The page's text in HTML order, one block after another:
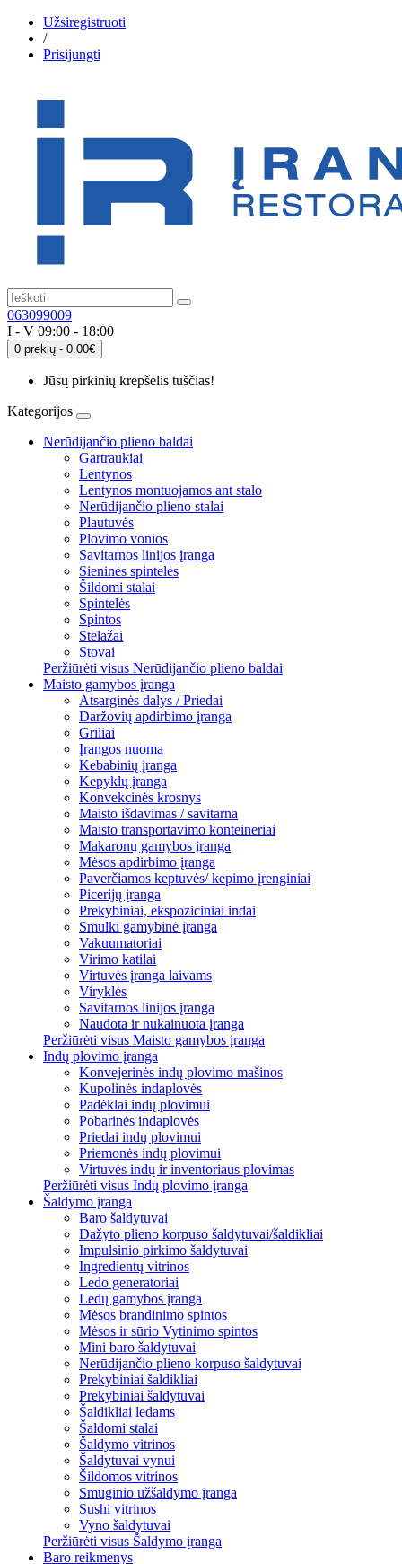
Užsiregistruoti
/
Prisijungti
063099009
I - V 09:00 - 18:00
0 prekių - 0.00€
Jūsų pirkinių krepšelis tuščias!
Kategorijos
Nerūdijančio plieno baldai
Gartraukiai
Lentynos
Lentynos montuojamos ant stalo
Nerūdijančio plieno stalai
Plautuvės
Plovimo vonios
Savitarnos linijos įranga
Sieninės spintelės
Šildomi stalai
Spintelės
Spintos
Stelažai
Stovai
Peržiūrėti visus Nerūdijančio plieno baldai
Maisto gamybos įranga
Atsarginės dalys / Priedai
Daržovių apdirbimo įranga
Griliai
Įrangos nuoma
Kebabinių įranga
Kepyklų įranga
Konvekcinės krosnys
Maisto išdavimas / savitarna
Maisto transportavimo konteineriai
Makaronų gamybos įranga
Mėsos apdirbimo įranga
Paverčiamos keptuvės/ kepimo įrenginiai
Picerijų įranga
Prekybiniai, ekspoziciniai indai
Smulki gamybinė įranga
Vakuumatoriai
Virimo katilai
Virtuvės įranga laivams
Viryklės
Savitarnos linijos įranga
Naudota ir nukainuota įranga
Peržiūrėti visus Maisto gamybos įranga
Indų plovimo įranga
Konvejerinės indų plovimo mašinos
Kupolinės indaplovės
Padėklai indų plovimui
Pobarinės indaplovės
Priedai indų plovimui
Priemonės indų plovimui
Virtuvės indų ir inventoriaus plovimas
Peržiūrėti visus Indų plovimo įranga
Šaldymo įranga
Baro šaldytuvai
Dažyto plieno korpuso šaldytuvai/šaldikliai
Impulsinio pirkimo šaldytuvai
Ingredientų vitrinos
Ledo generatoriai
Ledų gamybos įranga
Mėsos brandinimo spintos
Mėsos ir sūrio Vytinimo spintos
Mini baro šaldytuvai
Nerūdijančio plieno korpuso šaldytuvai
Prekybiniai šaldikliai
Prekybiniai šaldytuvai
Šaldikliai ledams
Šaldomi stalai
Šaldymo vitrinos
Šaldytuvai vynui
Šildomos vitrinos
Smūginio užšaldymo įranga
Sushi vitrinos
Vyno šaldytuvai
Peržiūrėti visus Šaldymo įranga
Baro reikmenys